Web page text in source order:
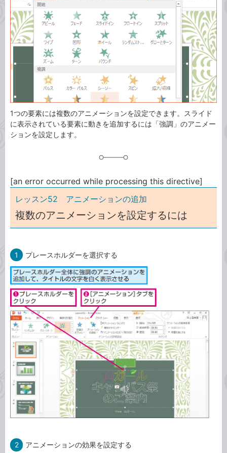
1つの要素には複数のアニメーションを設定できます。スライド
に表示されている要素に動きを追加するには「強調」のアニメー
ションを設定します。
[an error occurred while processing this directive]
レッスン52 アニメーションの追加
複数のアニメーションを設定するには
1 プレースホルダーを選択する
2 アニメーションの効果を設定する